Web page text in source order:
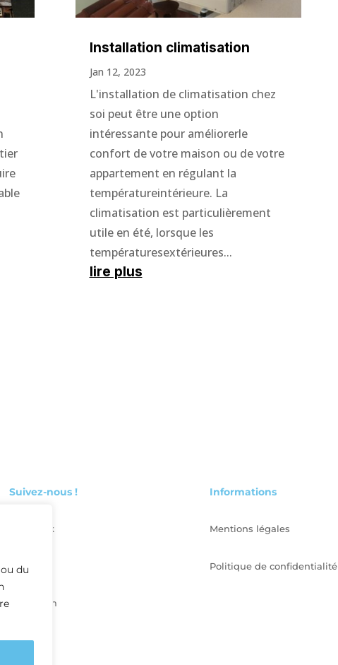
du
Installation climatisation
Jan 12, 2023
L'installation de climatisation chez
soi peut être une option
intéressante pour améliorerle
confort de votre maison ou de votre
appartement en régulant la
températureintérieure. La
climatisation est particulièrement
utile en été, lorsque les
températuresextérieures...
lire plus
Suivez-nous !
Facebook
Linkedin
Instagram
Informations
Mentions légales
Politique de confidentialité